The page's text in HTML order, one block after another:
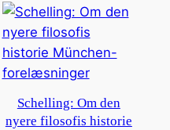
Schelling: Om den
nyere filosofis historie